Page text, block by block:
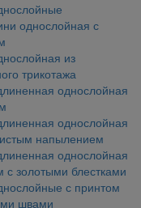
однослойная с
из
трикотажа
однослойная
однослойная
напылением
однослойная
с золотыми блестками
с принтом
швами